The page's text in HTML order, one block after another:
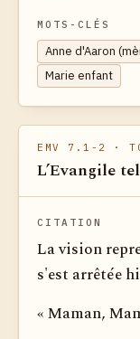
MOTS-CLÉS
Anne d'Aaron
Marie enfant
EMV 7.1-2 ·
L’Evangile
CITATION
La vision
s'est arrêtée
« Maman,